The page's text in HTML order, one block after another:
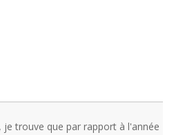
je trouve que par rapport à l'année